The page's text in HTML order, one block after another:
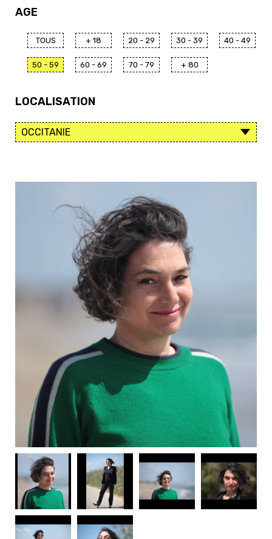
AGE
TOUS + 18 20 - 29 30 - 39 40 - 49
50 - 59 60 - 69 70 - 79 + 80
LOCALISATION